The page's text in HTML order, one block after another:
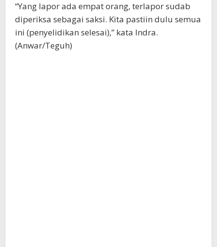
“Yang lapor ada empat orang, terlapor sudab
diperiksa sebagai saksi. Kita pastiin dulu semua
ini (penyelidikan selesai),” kata Indra.
(Anwar/Teguh)